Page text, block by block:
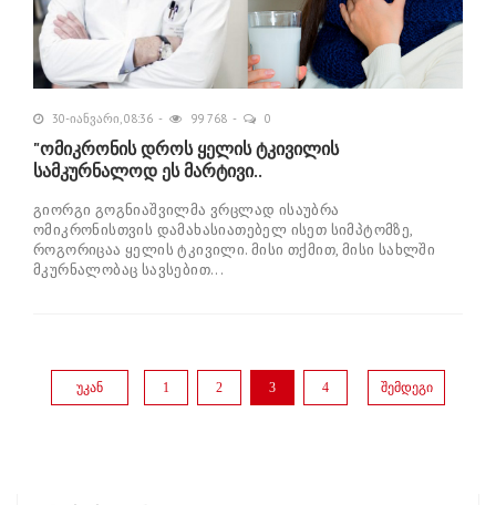
30-იანვარი, 08:36 99 768 0
"ომიკრონის დროს ყელის ტკივილის
სამკურნალოდ ეს მარტივი..
გიორგი გოგნიაშვილმა ვრცლად ისაუბრა
ომიკრონისთვის დამახასიათებელ ისეთ სიმპტომზე,
როგორიცაა ყელის ტკივილი. მისი თქმით, მისი სახლში
მკურნალობაც სავსებით...
უკან 1 2 3 4 შემდეგი